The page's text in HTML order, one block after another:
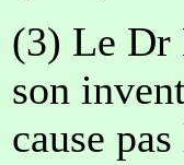
(3) Le Dr
son
cause